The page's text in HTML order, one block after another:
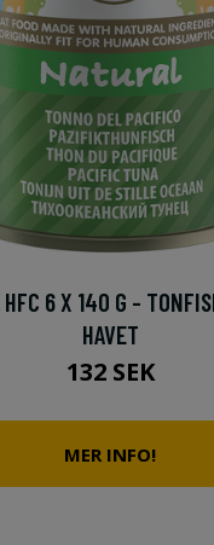
HFC 6 X 140 G -
HAVET
132 SEK
MER INFO!